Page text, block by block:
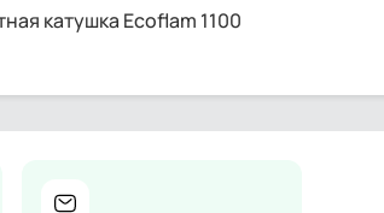
катушка Ecoflam 1100